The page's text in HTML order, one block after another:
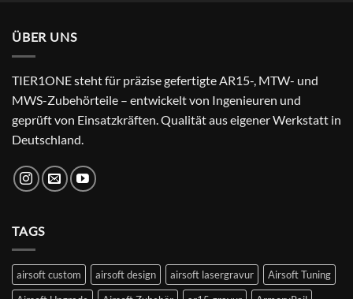
ÜBER UNS
TIER1ONE steht für präzise gefertigte AR15-, MTW- und
MWS-Zubehörteile – entwickelt von Ingenieuren und
geprüft von Einsatzkräften. Qualität aus eigener Werkstatt in
Deutschland.
TAGS
airsoft custom airsoft design airsoft lasergravur
Airsoft Tuning